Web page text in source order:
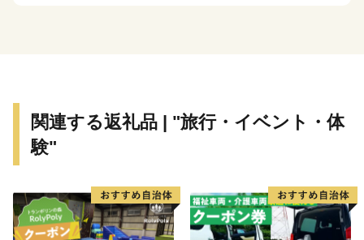
崖仏（みろくまがいぶつ）」や、山内には東大寺のお水
取りの起源といわれる笠置寺本堂「正月堂」がありま
す。笠置寺、笠置山全体は、国の史跡名勝です。
～アウトドアの聖地～
関連する返礼品 | "旅行・イベント・体
験"